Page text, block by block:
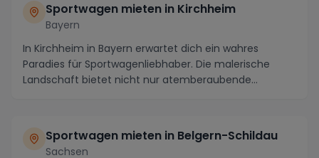
Sportwagen mieten in Kirchheim
Bayern
In Kirchheim in Bayern erwartet dich ein wahres
Paradies für Sportwagenliebhaber. Die malerische
Landschaft bietet nicht nur atemberaubende
Sportwagen mieten in Belgern-Schildau
Sachsen